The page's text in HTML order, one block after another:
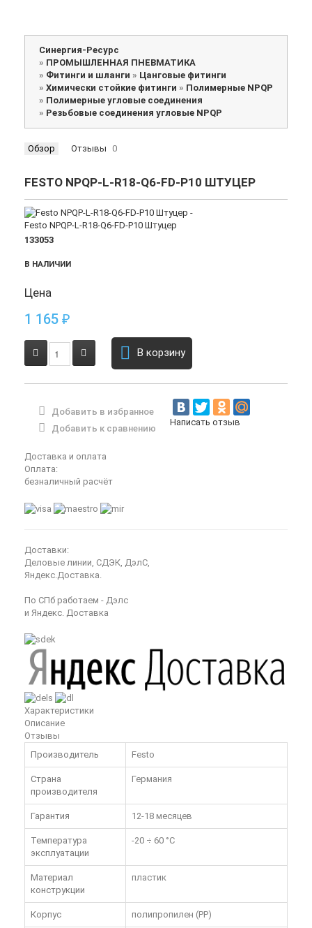
Синергия-Ресурс
» ПРОМЫШЛЕННАЯ ПНЕВМАТИКА
» Фитинги и шланги » Цанговые фитинги
» Химически стойкие фитинги » Полимерные NPQP
» Полимерные угловые соединения
» Резьбовые соединения угловые NPQP
Обзор Отзывы 0
FESTO NPQP-L-R18-Q6-FD-P10 ШТУЦЕР
133053
В НАЛИЧИИ
Цена
1 165 ₽
В корзину
Добавить в избранное
Добавить к сравнению
Написать отзыв
Доставка и оплата
Оплата:
безналичный расчёт
Доставки:
Деловые линии, СДЭК, ДэлС,
Яндекс.Доставка.
По СПб работаем - Дэлс
и Яндекс. Доставка
Характеристики
Описание
Отзывы
Производитель
Festo
Страна
производителя
Германия
Гарантия 12-18 месяцев
Температура
эксплуатации
-20 ÷ 60 °C
Материал
конструкции
пластик
Корпус полипропилен (PP)